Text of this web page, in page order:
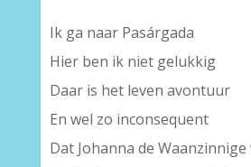
Ik ga naar Pasárgada
Hier ben ik niet gelukkig
Daar is het leven avontuur
En wel zo inconsequent
Dat Johanna de Waanzinnige